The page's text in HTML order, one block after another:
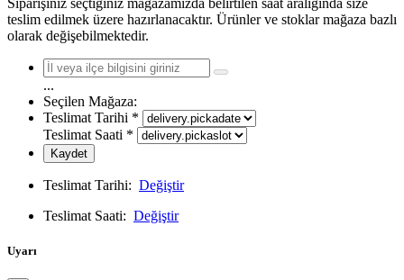
Siparişiniz seçtiğiniz mağazamızda belirtilen saat aralığında size
teslim edilmek üzere hazırlanacaktır. Ürünler ve stoklar mağaza bazlı
olarak değişebilmektedir.
...
Seçilen Mağaza:
Teslimat Tarihi *
Teslimat Saati *
Kaydet
Teslimat Tarihi: Değiştir
Teslimat Saati: Değiştir
Uyarı